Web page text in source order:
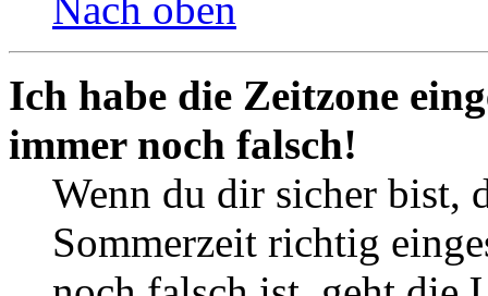
Nach oben
Ich habe die Zeitzone
immer noch falsch!
Wenn du dir sicher bist,
Sommerzeit richtig